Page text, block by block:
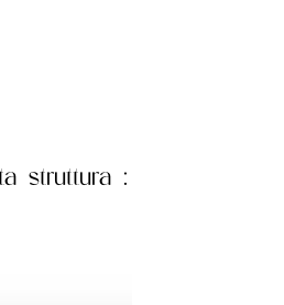
struttura :